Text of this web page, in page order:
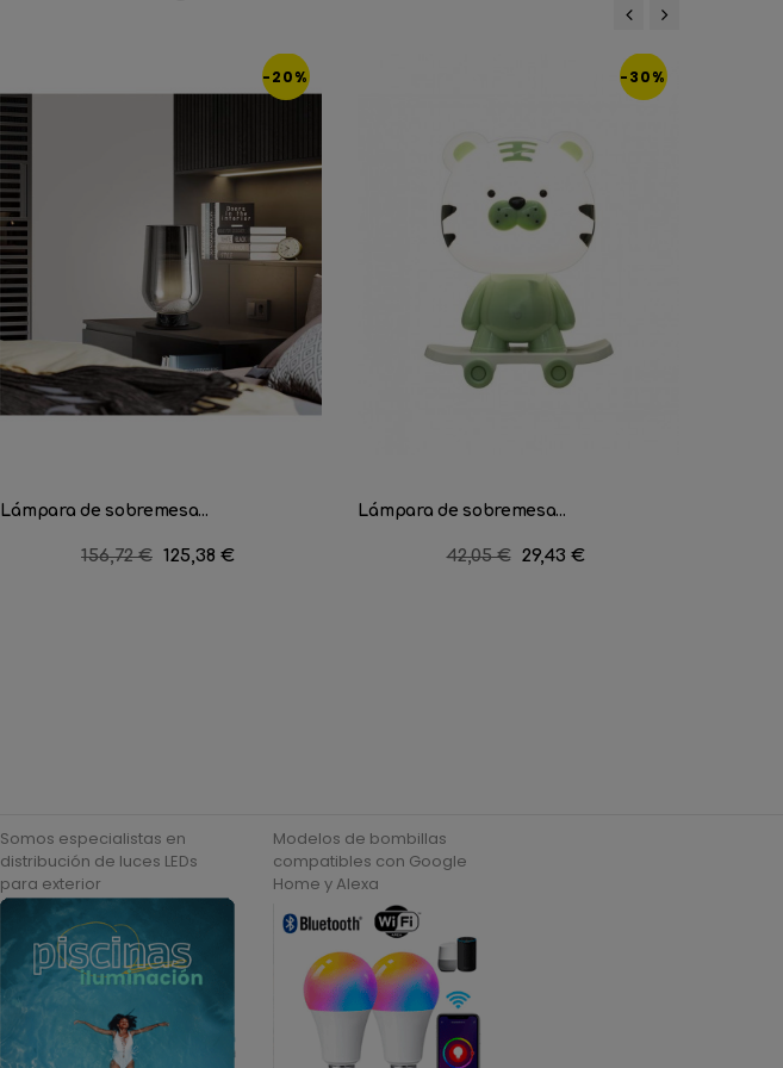
-20%
Lámpara de sobremesa...
Precio
156,72 € Precio
125,38 €
-30%
Lámpara de sobremesa...
Precio
42,05 € Precio
29,43 €
Somos especialistas en
distribución de luces LEDs
para exterior
Modelos de bombillas
compatibles con Google
Home y Alexa